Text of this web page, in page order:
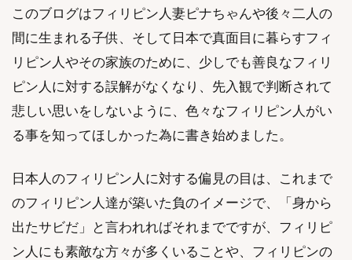
このブログはフィリピン人妻ピナちゃんや後々二人の
間に生まれる子供、そして日本で真面目に暮らすフィ
リピン人やその家族のために、少しでも善良なフィリ
ピン人に対する誤解がなくなり、先入観で判断されて
悲しい思いをしないように、色々なフィリピン人がい
る事を知ってほしかった為に書き始めました。
日本人のフィリピン人に対する偏見の目は、これまで
のフィリピン人達が築いた負のイメージで、「身から
出たサビだ」と言われればそれまでですが、フィリピ
ン人にも素敵な方々が多くいることや、フィリピンの